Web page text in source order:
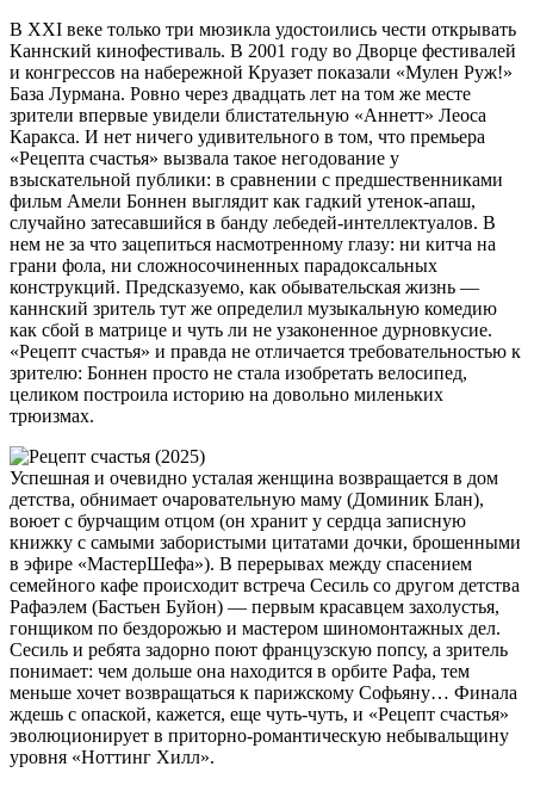
В XXI веке только три мюзикла удостоились чести открывать
Каннский кинофестиваль. В 2001 году во Дворце фестивалей
и конгрессов на набережной Круазет показали «Мулен Руж!»
База Лурмана. Ровно через двадцать лет на том же месте
зрители впервые увидели блистательную «Аннетт» Леоса
Каракса. И нет ничего удивительного в том, что премьера
«Рецепта счастья» вызвала такое негодование у
взыскательной публики: в сравнении с предшественниками
фильм Амели Боннен выглядит как гадкий утенок-апаш,
случайно затесавшийся в банду лебедей-интеллектуалов. В
нем не за что зацепиться насмотренному глазу: ни китча на
грани фола, ни сложносочиненных парадоксальных
конструкций. Предсказуемо, как обывательская жизнь —
каннский зритель тут же определил музыкальную комедию
как сбой в матрице и чуть ли не узаконенное дурновкусие.
«Рецепт счастья» и правда не отличается требовательностью к
зрителю: Боннен просто не стала изобретать велосипед,
целиком построила историю на довольно миленьких
трюизмах.
Успешная и очевидно усталая женщина возвращается в дом
детства, обнимает очаровательную маму (Доминик Блан),
воюет с бурчащим отцом (он хранит у сердца записную
книжку с самыми забористыми цитатами дочки, брошенными
в эфире «МастерШефа»). В перерывах между спасением
семейного кафе происходит встреча Сесиль со другом детства
Рафаэлем (Бастьен Буйон) — первым красавцем захолустья,
гонщиком по бездорожью и мастером шиномонтажных дел.
Сесиль и ребята задорно поют французскую попсу, а зритель
понимает: чем дольше она находится в орбите Рафа, тем
меньше хочет возвращаться к парижскому Софьяну… Финала
ждешь с опаской, кажется, еще чуть-чуть, и «Рецепт счастья»
эволюционирует в приторно-романтическую небывальщину
уровня «Ноттинг Хилл».